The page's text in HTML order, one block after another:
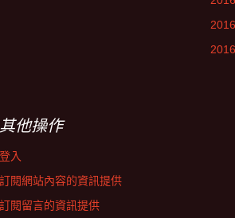
其他操作
登入
訂閱網站內容的資訊提供
訂閱留言的資訊提供